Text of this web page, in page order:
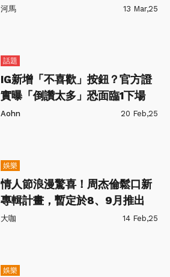
河馬 13 Mar,25
話題
IG新增「不喜歡」按鈕？官方證
實曝「倒讚太多」恐面臨1下場
Aohn 20 Feb,25
娛樂
情人節浪漫驚喜！周杰倫鬆口新
專輯計畫，暫定於8、9月推出
大咖 14 Feb,25
娛樂